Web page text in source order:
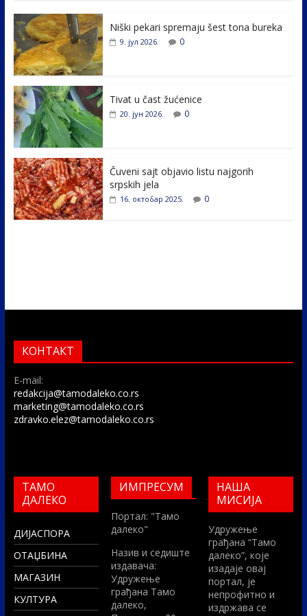
e
b
o
o
k
itt
er e
er
e
Niški pekari spremaju šest tona bureka
9. јул 2026. 0
Tivat u čast žućenice
20. јун 2026. 0
Čuveni sajt objavio listu najgorih
srpskih jela
16. октобар 2025. 0
КОНТАКТ
E-mail:
redakcija@tamodaleko.co.rs
marketing@tamodaleko.co.rs
zdravko.elez@tamodaleko.co.rs
ТАМО
ДАЛЕКО
ДИЈАСПОРА
ОТАЏБИНА
МАГАЗИН
КУЛТУРА
ИМПРЕСУМ
Портал: "Тамо
далеко"
Назив и седиште
издавача:
Удружење
грађана Тамо
далеко,
НАША
МИСИЈА
Удружење
грађана “Тамо
далеко”, које
изадаје овај
портал, је
непрофитно и
издржава се